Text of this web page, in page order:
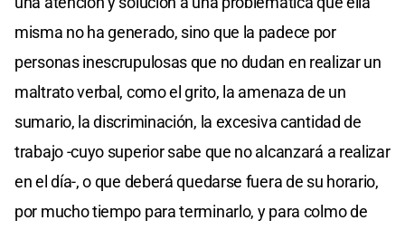
misma no ha generado, sino que la padece por
personas inescrupulosas que no dudan en realizar un
maltrato verbal, como el grito, la amenaza de un
sumario, la discriminación, la excesiva cantidad de
trabajo -cuyo superior sabe que no alcanzará a realizar
en el día-, o que deberá quedarse fuera de su horario,
por mucho tiempo para terminarlo, y para colmo de